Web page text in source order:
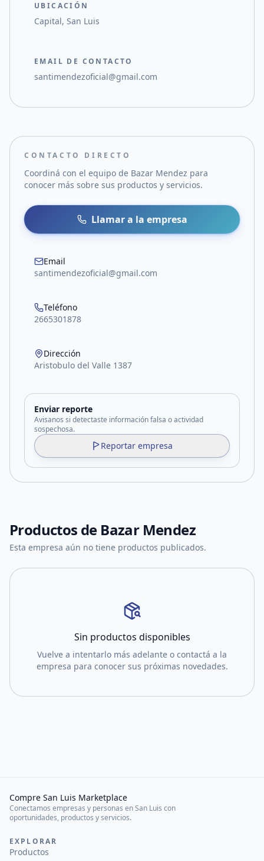
UBICACIÓN
Capital, San Luis
EMAIL DE CONTACTO
santimendezoficial@gmail.com
CONTACTO DIRECTO
Coordiná con el equipo de Bazar Mendez para
conocer más sobre sus productos y servicios.
Llamar a la empresa
Email
santimendezoficial@gmail.com
Teléfono
2665301878
Dirección
Aristobulo del Valle 1387
Enviar reporte
Avisanos si detectaste información falsa o actividad
sospechosa.
Reportar empresa
Productos de Bazar Mendez
Esta empresa aún no tiene productos publicados.
Sin productos disponibles
Vuelve a intentarlo más adelante o contactá a la
empresa para conocer sus próximas novedades.
Compre San Luis Marketplace
Conectamos empresas y personas en San Luis con
oportunidades, productos y servicios.
EXPLORAR
Productos